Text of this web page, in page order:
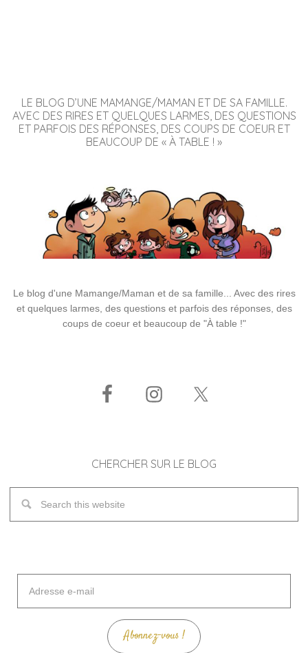
LE BLOG D’UNE MAMANGE/MAMAN ET DE SA FAMILLE.
AVEC DES RIRES ET QUELQUES LARMES, DES QUESTIONS
ET PARFOIS DES RÉPONSES, DES COUPS DE COEUR ET
BEAUCOUP DE « À TABLE ! »
Le blog d'une Mamange/Maman et de sa famille... Avec des rires
et quelques larmes, des questions et parfois des réponses, des
coups de coeur et beaucoup de "À table !"
CHERCHER SUR LE BLOG
mail
Abonnez-vous !